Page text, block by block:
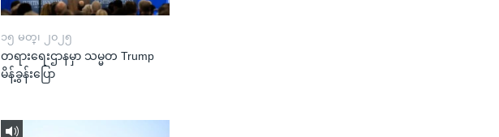
၁၅ မတ္၊ ၂၀၂၅
တရားရေးဌာနမှာ သမ္မတ Trump
မိန့်ခွန်းပြော